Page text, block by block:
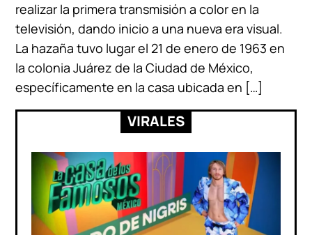
realizar la primera transmisión a color en la
televisión, dando inicio a una nueva era visual.
La hazaña tuvo lugar el 21 de enero de 1963 en
la colonia Juárez de la Ciudad de México,
específicamente en la casa ubicada en […]
VIRALES